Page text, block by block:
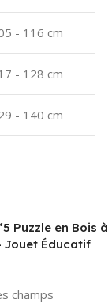
- 116 cm
- 128 cm
- 140 cm
Puzzle en Bois à
Jouet Éducatif
champs